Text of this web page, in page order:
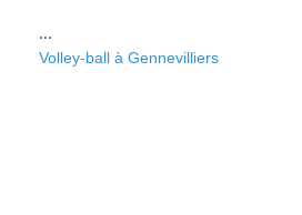
...
Volley-ball à Gennevilliers